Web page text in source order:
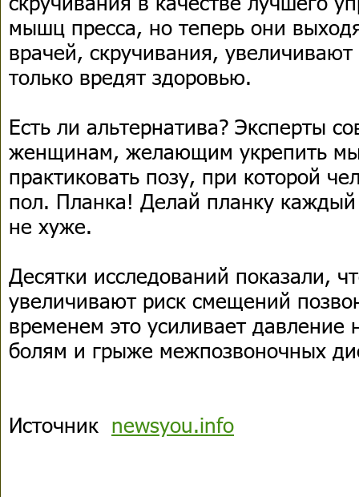
мышц пресса, но теперь они
врачей, скручивания,
только вредят здоровью.
Есть ли альтернатива? Эксперты
женщинам, желающим укрепить
практиковать позу, при которой
пол. Планка! Делай планку каждый
не хуже.
Десятки исследований показали,
увеличивают риск смещений
временем это усиливает давление
болям и грыже межпозвоночных
Источник newsyou.info